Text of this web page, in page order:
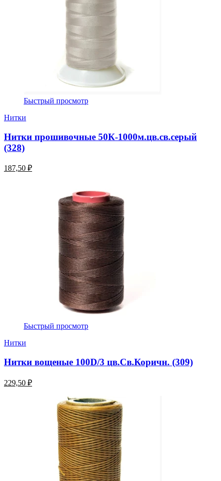
Быстрый просмотр
Нитки
Нитки прошивочные 50К-1000м.цв.св.серый
(328)
187,50 ₽
Быстрый просмотр
Нитки
Нитки вощеные 100D/3 цв.Св.Коричн. (309)
229,50 ₽